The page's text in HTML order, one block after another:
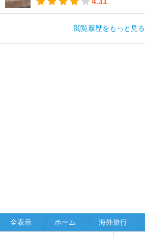
閲覧履歴をもっと見る
全表示 ホーム 海外旅行